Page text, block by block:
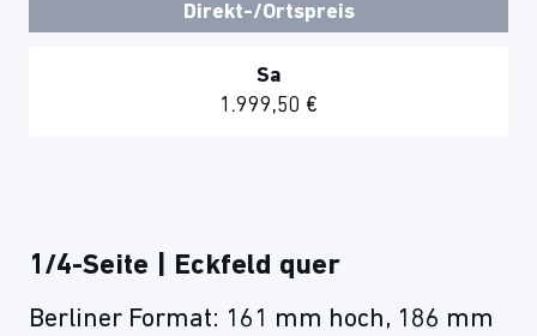
Direkt-/Ortspreis
Sa
1.999,50 €
1/4-Seite | Eckfeld quer
Berliner Format: 161 mm hoch, 186 mm